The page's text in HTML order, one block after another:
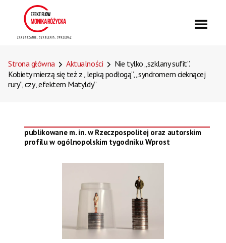
Strona główna Aktualności
Nie tylko „szklany sufit”.
Kobiety mierzą się też z „lepką podłogą”, „syndromem cieknącej
rury”, czy „efektem Matyldy”
publikowane m. in. w Rzeczpospolitej oraz autorskim
profilu w ogólnopolskim tygodniku Wprost